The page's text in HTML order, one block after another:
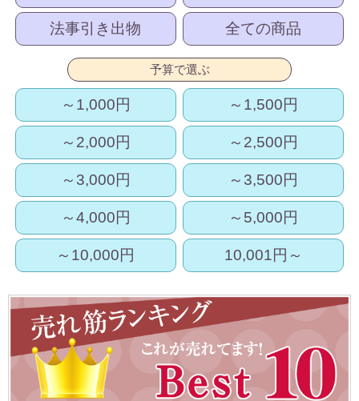
法事引き出物 全ての商品
予算で選ぶ
～1,000円 ～1,500円
～2,000円 ～2,500円
～3,000円 ～3,500円
～4,000円 ～5,000円
～10,000円 10,001円～